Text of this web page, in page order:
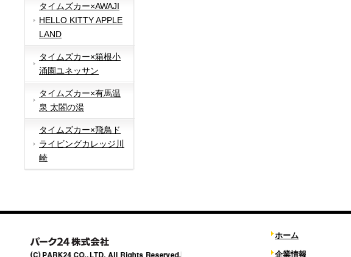
タイムズカー×AWAJI
HELLO KITTY APPLE
LAND
タイムズカー×箱根小
涌園ユネッサン
タイムズカー×有馬温
泉 太閤の湯
タイムズカー×飛鳥ド
ライビングカレッジ川
崎
ホーム
企業情報